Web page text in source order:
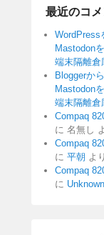
最近のコメ
WordPress
Mastodon
端末隔離倉
Bloggerか
Mastodon
端末隔離倉
Compaq
に 名無し
Compaq
に 平朝 より
Compaq
に Unknown